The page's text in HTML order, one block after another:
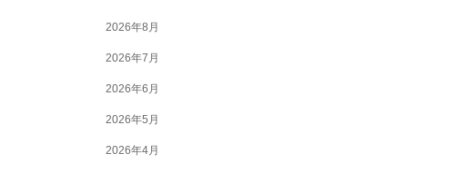
2026年8月
2026年7月
2026年6月
2026年5月
2026年4月